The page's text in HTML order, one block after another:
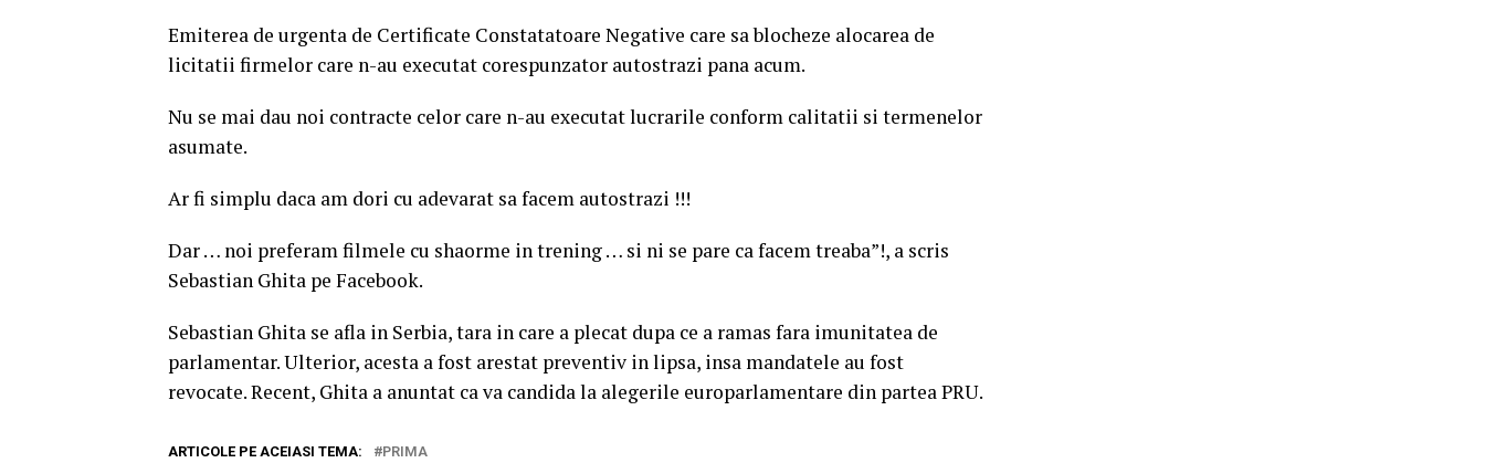
Emiterea de urgenta de Certificate Constatatoare Negative care sa blocheze alocarea de
licitatii firmelor care n-au executat corespunzator autostrazi pana acum.
Nu se mai dau noi contracte celor care n-au executat lucrarile conform calitatii si termenelor
asumate.
Ar fi simplu daca am dori cu adevarat sa facem autostrazi !!!
Dar … noi preferam filmele cu shaorme in trening … si ni se pare ca facem treaba”!, a scris
Sebastian Ghita pe Facebook.
Sebastian Ghita se afla in Serbia, tara in care a plecat dupa ce a ramas fara imunitatea de
parlamentar. Ulterior, acesta a fost arestat preventiv in lipsa, insa mandatele au fost
revocate. Recent, Ghita a anuntat ca va candida la alegerile europarlamentare din partea PRU.
ARTICOLE PE ACEIASI TEMA: PRIMA